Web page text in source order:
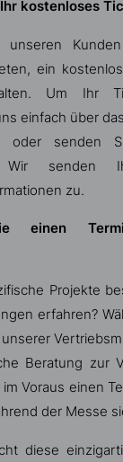
kostenloses
ein
Um Ihr
einfach über
oder senden
senden
zu.
einen
Projekte
erfahren?
Beratung zur
Voraus einen
der Messe
diese